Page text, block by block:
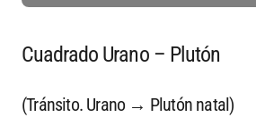
Cuadrado Urano – Plutón
(Tránsito. Urano → Plutón natal)